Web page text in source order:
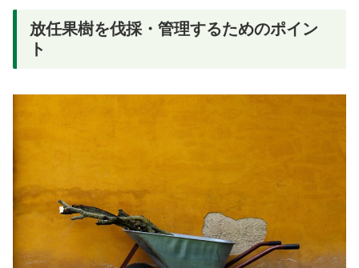
放任果樹を伐採・管理するためのポイン
ト